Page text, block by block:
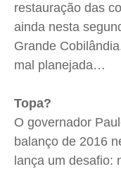
restauração das
ainda nesta
Grande
mal planejada…
Topa?
O governador
balanço de 2016
lança um desafio: